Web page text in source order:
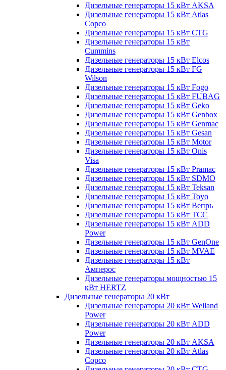
Дизельные генераторы 15 кВт AKSA
Дизельные генераторы 15 кВт Atlas
Copco
Дизельные генераторы 15 кВт CTG
Дизельные генераторы 15 кВт
Cummins
Дизельные генераторы 15 кВт Elcos
Дизельные генераторы 15 кВт FG
Wilson
Дизельные генераторы 15 кВт Fogo
Дизельные генераторы 15 кВт FUBAG
Дизельные генераторы 15 кВт Geko
Дизельные генераторы 15 кВт Genbox
Дизельные генераторы 15 кВт Genmac
Дизельные генераторы 15 кВт Gesan
Дизельные генераторы 15 кВт Motor
Дизельные генераторы 15 кВт Onis
Visa
Дизельные генераторы 15 кВт Pramac
Дизельные генераторы 15 кВт SDMO
Дизельные генераторы 15 кВт Teksan
Дизельные генераторы 15 кВт Toyo
Дизельные генераторы 15 кВт Вепрь
Дизельные генераторы 15 кВт ТСС
Дизельные генераторы 15 кВт ADD
Power
Дизельные генераторы 15 кВт GenOne
Дизельные генераторы 15 кВт MVAE
Дизельные генераторы 15 кВт
Амперос
Дизельные генераторы мощностью 15
кВт HERTZ
Дизельные генераторы 20 кВт
Дизельные генераторы 20 кВт Welland
Power
Дизельные генераторы 20 кВт ADD
Power
Дизельные генераторы 20 кВт AKSA
Дизельные генераторы 20 кВт Atlas
Copco